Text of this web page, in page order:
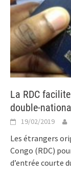
La RDC
double-
19/02/2019
Les étrangers
Congo (RDC)
d’entrée courte